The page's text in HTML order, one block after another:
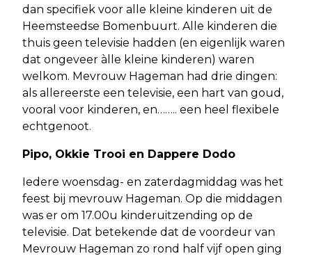
dan specifiek voor alle kleine kinderen uit de
Heemsteedse Bomenbuurt. Alle kinderen die
thuis geen televisie hadden (en eigenlijk waren
dat ongeveer àlle kleine kinderen) waren
welkom. Mevrouw Hageman had drie dingen:
als allereerste een televisie, een hart van goud,
vooral voor kinderen, en…….. een heel flexibele
echtgenoot.
Pipo, Okkie Trooi en Dappere Dodo
Iedere woensdag- en zaterdagmiddag was het
feest bij mevrouw Hageman. Op die middagen
was er om 17.00u kinderuitzending op de
televisie. Dat betekende dat de voordeur van
Mevrouw Hageman zo rond half vijf open ging